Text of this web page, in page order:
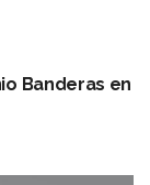
Banderas en